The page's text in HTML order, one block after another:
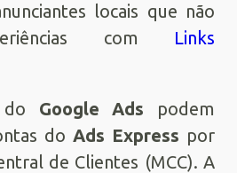
locais que não
com Links
do Google Ads podem
do Ads Express por
de Clientes (MCC). A